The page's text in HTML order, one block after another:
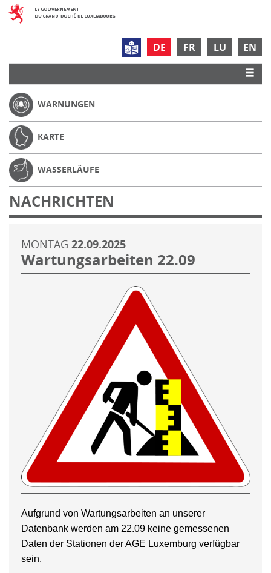
DE FR LU EN
WARNUNGEN
KARTE
WASSERLÄUFE
NACHRICHTEN
MONTAG 22.09.2025
Wartungsarbeiten 22.09
Aufgrund von Wartungsarbeiten an unserer
Datenbank werden am 22.09 keine gemessenen
Daten der Stationen der AGE Luxemburg verfügbar
sein.